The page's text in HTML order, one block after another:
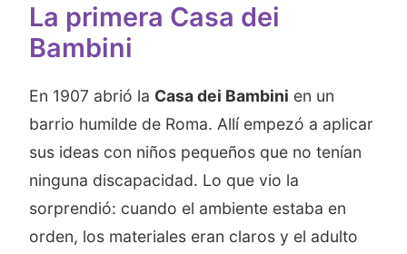
La primera Casa dei
Bambini
En 1907 abrió la Casa dei Bambini en un
barrio humilde de Roma. Allí empezó a aplicar
sus ideas con niños pequeños que no tenían
ninguna discapacidad. Lo que vio la
sorprendió: cuando el ambiente estaba en
orden, los materiales eran claros y el adulto